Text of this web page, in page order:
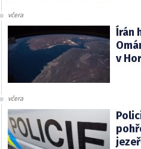
včera
Írán
v
včera